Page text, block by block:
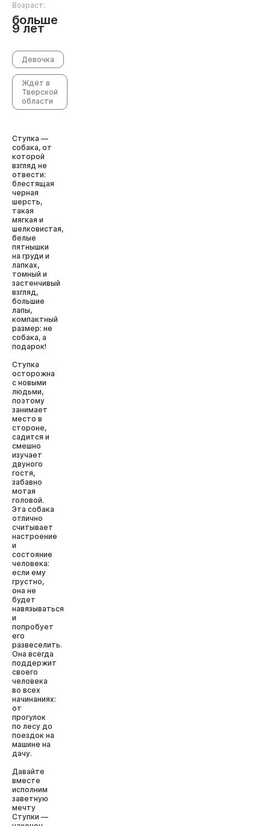
Возраст:
больше
9 лет
Девочка
Ждёт в
Тверской
области
Ступка —
собака, от
которой
взгляд не
отвести:
блестящая
черная
шерсть,
такая
мягкая и
шелковистая,
белые
пятнышки
на груди и
лапках,
томный и
застенчивый
взгляд,
большие
лапы,
компактный
размер: не
собака, а
подарок!
Ступка
осторожна
с новыми
людьми,
поэтому
занимает
место в
стороне,
садится и
смешно
изучает
двуного
гостя,
забавно
мотая
головой.
Эта собака
отлично
считывает
настроение
и
состояние
человека:
если ему
грустно,
она не
будет
навязываться
и
попробует
его
развеселить.
Она всегда
поддержит
своего
человека
во всех
начинаниях:
от
прогулок
по лесу до
поездок на
машине на
дачу.
Давайте
вместе
исполним
заветную
мечту
Ступки —